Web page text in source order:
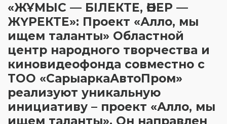
«ЖҰМЫС — БІЛЕКТЕ, ӨНЕР —
ЖҮРЕКТЕ»: Проект «Алло, мы
ищем таланты» Областной
центр народного творчества и
киновидеофонда совместно с
ТОО «СарыаркаАвтоПром»
реализуют уникальную
инициативу – проект «Алло, мы
ищем таланты». Он направлен